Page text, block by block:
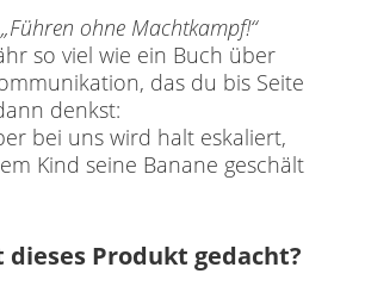
„Führen ohne Machtkampf!“
so viel wie ein Buch über
das du bis Seite
denkst:
bei uns wird halt eskaliert,
Kind seine Banane geschält
dieses Produkt gedacht?